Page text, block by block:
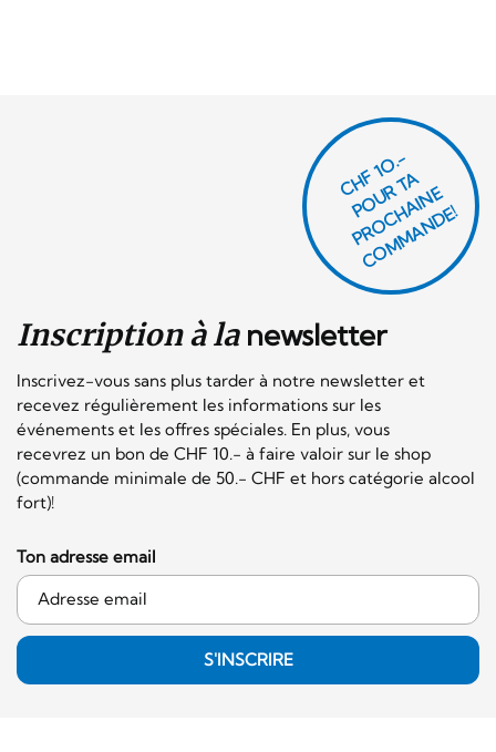
Inscription à lanewsletter
Inscrivez-vous sans plus tarder à notre newsletter et
recevez régulièrement les informations sur les
événements et les offres spéciales. En plus, vous
recevrez un bon de CHF 10.- à faire valoir sur le shop
(commande minimale de 50.- CHF et hors catégorie alcool
fort)!
CHF 1O.-
P
O
U
R
T
A
P
R
O
C
H
AI
N
E
C
O
M
M
A
N
D
E!
Ton adresse email
S'INSCRIRE